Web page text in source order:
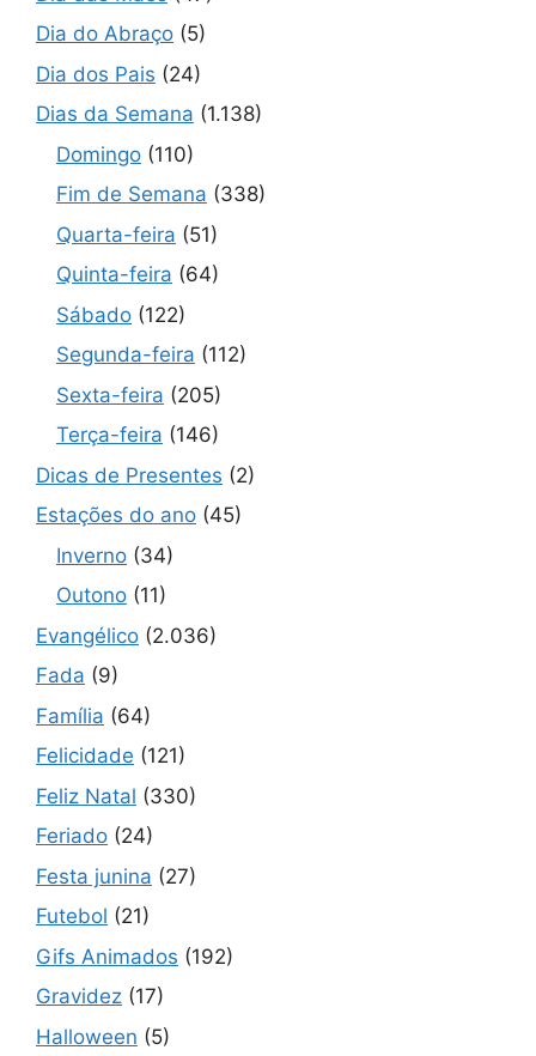
Dia do Abraço (5)
Dia dos Pais (24)
Dias da Semana (1.138)
Domingo (110)
Fim de Semana (338)
Quarta-feira (51)
Quinta-feira (64)
Sábado (122)
Segunda-feira (112)
Sexta-feira (205)
Terça-feira (146)
Dicas de Presentes (2)
Estações do ano (45)
Inverno (34)
Outono (11)
Evangélico (2.036)
Fada (9)
Família (64)
Felicidade (121)
Feliz Natal (330)
Feriado (24)
Festa junina (27)
Futebol (21)
Gifs Animados (192)
Gravidez (17)
Halloween (5)